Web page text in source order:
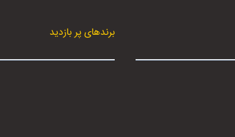
برندهای پر بازدید